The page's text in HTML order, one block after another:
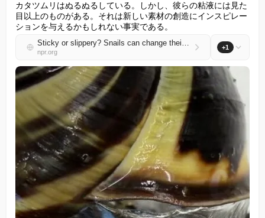
カタツムリはぬるぬるしている。しかし、彼らの粘液には見た
目以上のものがある。それは新しい素材の創造にインスピレー
ションを与えるかもしれない事実である。
Sticky or slippery? Snails can change their slime to meet the moment
npr.org
+1